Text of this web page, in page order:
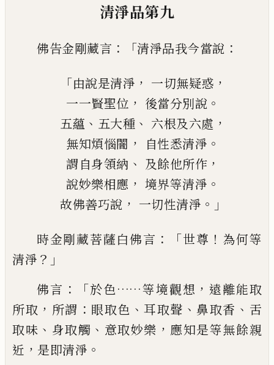
清淨品第九
佛告金剛藏言 ：「清淨品我今當說 ：
「由說是清淨 ， 一切無疑惑 ，
一一賢聖位 ， 後當分別說 。
五蘊 、 五大種 、 六根及六處 ，
無知煩惱闇 ， 自性悉清淨 。
謂自身領納 、 及餘他所作 ，
說妙樂相應 ， 境界等清淨 。
故佛善巧說 ， 一切性清淨 。」
時金剛藏菩薩白佛言 ：「世尊 ！ 為何等
清淨 ？」
佛言 ：「於色……等境觀想 ，遠離能取
所取 ， 所謂 ： 眼取色 、耳取聲 、鼻取香 、 舌
取味 、 身取觸 、 意取妙樂 ， 應知是等無餘親
近 ， 是即清淨 。